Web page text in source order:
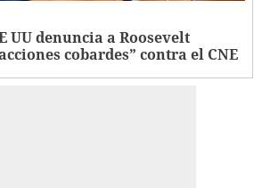
UU denuncia a Roosevelt
cobardes” contra el CNE